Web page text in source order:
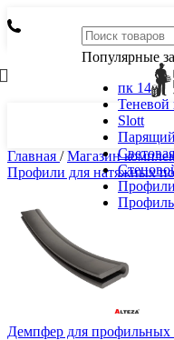
Популярные
пк 14
Теневой
Slott
Главная / Магазин
Профили для натяжных
Демпфер для профильных